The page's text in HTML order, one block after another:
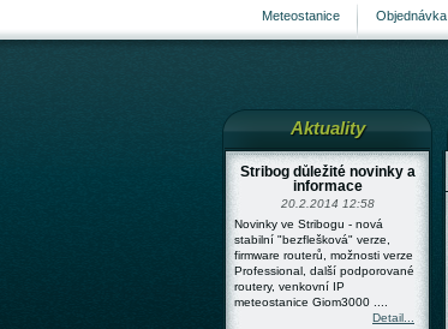
Objednávka
Meteostanice
Aktuality
Stribog důležité novinky a
informace
20.2.2014 12:58
Novinky ve Stribogu - nová
stabilní "bezflešková" verze,
firmware routerů, možnosti verze
Professional, další podporované
routery, venkovní IP
meteostanice Giom3000 ....
Detail...